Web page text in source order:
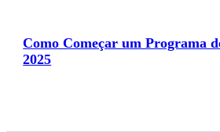
Como Começar um Programa
2025